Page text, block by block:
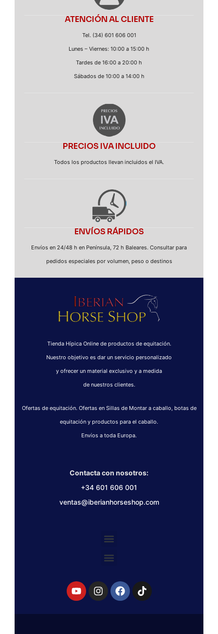
ATENCIÓN AL CLIENTE
Tel. (34) 601 606 001
Lunes – Viernes: 10:00 a 15:00 h
Tardes de 16:00 a 20:00 h
Sábados de 10:00 a 14:00 h
PRECIOS IVA INCLUIDO
Todos los productos llevan incluidos el IVA.
ENVÍOS RÁPIDOS
Envíos en 24/48 h en Península, 72 h Baleares. Consultar para
pedidos especiales por volumen, peso o destinos
Tienda Hípica Online de productos de equitación.
Nuestro objetivo es dar un servicio personalizado
y ofrecer un material exclusivo y a medida
de nuestros clientes.
Ofertas de equitación. Ofertas en Sillas de Montar a caballo, botas de
equitación y productos para el caballo.
Envíos a toda Europa.
Contacta con nosotros:
+34 601 606 001
ventas@iberianhorseshop.com